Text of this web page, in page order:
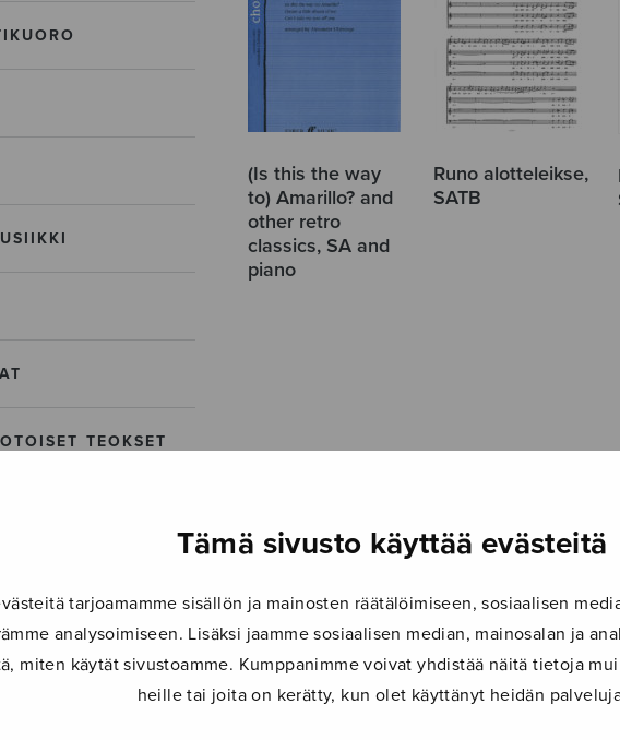
Tämä sivusto käyttää evästeitä
tarjoamamme sisällön ja mainosten räätälöimiseen, sosiaalisen
analysoimiseen. Lisäksi jaamme sosiaalisen median, mainosalan ja
miten käytät sivustoamme. Kumppanimme voivat yhdistää näitä tietoja
heille tai joita on kerätty, kun olet käyttänyt heidän
TEOKSET
(Is this the way
to) Amarillo? and
other retro
classics, SA and
piano
Runo alotteleikse,
SATB